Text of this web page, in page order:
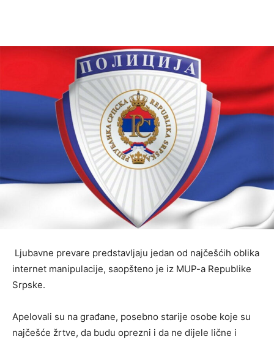
Ljubavne prevare predstavljaju jedan od najčešćih oblika
internet manipulacije, saopšteno je iz MUP-a Republike
Srpske.
Apelovali su na građane, posebno starije osobe koje su
najčešće žrtve, da budu oprezni i da ne dijele lične i